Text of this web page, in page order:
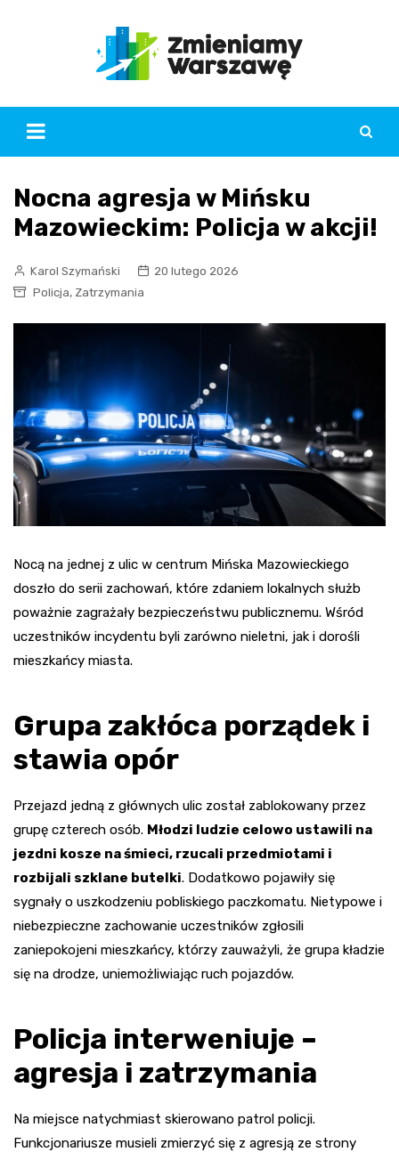
Nocna agresja w Mińsku
Mazowieckim: Policja w akcji!
Karol Szymański
20 lutego 2026
Policja, Zatrzymania
Nocą na jednej z ulic w centrum Mińska Mazowieckiego
doszło do serii zachowań, które zdaniem lokalnych służb
poważnie zagrażały bezpieczeństwu publicznemu. Wśród
uczestników incydentu byli zarówno nieletni, jak i dorośli
mieszkańcy miasta.
Grupa zakłóca porządek i
stawia opór
Przejazd jedną z głównych ulic został zablokowany przez
grupę czterech osób. Młodzi ludzie celowo ustawili na
jezdni kosze na śmieci, rzucali przedmiotami i
rozbijali szklane butelki. Dodatkowo pojawiły się
sygnały o uszkodzeniu pobliskiego paczkomatu. Nietypowe i
niebezpieczne zachowanie uczestników zgłosili
zaniepokojeni mieszkańcy, którzy zauważyli, że grupa kładzie
się na drodze, uniemożliwiając ruch pojazdów.
Policja interweniuje –
agresja i zatrzymania
Na miejsce natychmiast skierowano patrol policji.
Funkcjonariusze musieli zmierzyć się z agresją ze strony